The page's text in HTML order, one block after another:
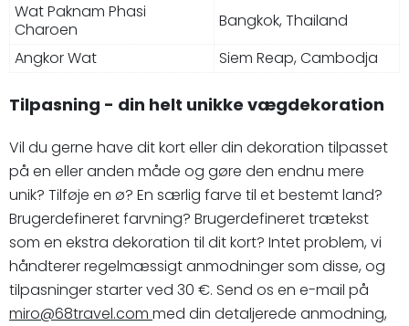
Wat Paknam Phasi
Charoen
Bangkok, Thailand
Angkor Wat
Siem Reap, Cambodja
Tilpasning - din helt unikke vægdekoration
Vil du gerne have dit kort eller din dekoration tilpasset
på en eller anden måde og gøre den endnu mere
unik? Tilføje en ø? En særlig farve til et bestemt land?
Brugerdefineret farvning? Brugerdefineret trætekst
som en ekstra dekoration til dit kort? Intet problem, vi
håndterer regelmæssigt anmodninger som disse, og
tilpasninger starter ved 30 €. Send os en e-mail på
miro@68travel.com med din detaljerede anmodning,